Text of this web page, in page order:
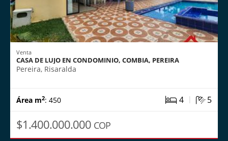
Venta
CASA DE LUJO EN CONDOMINIO, COMBIA, PEREIRA
Pereira, Risaralda
Área m2: 450 4 | 5
$1.400.000.000 COP